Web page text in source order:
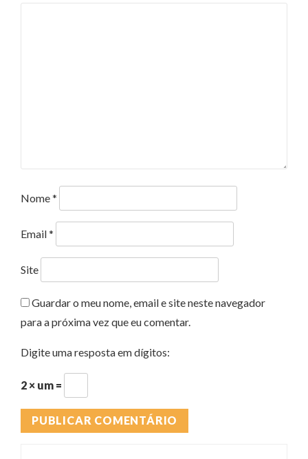
Nome*
Email*
Site
Guardar o meu nome, email e site neste navegador
para a próxima vez que eu comentar.
Digite uma resposta em dígitos:
2 × um =